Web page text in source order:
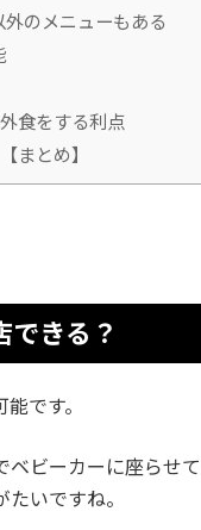
のメニューもある
食をする利点
まとめ】
できる？
です。
ビーカーに座らせ
いですね。